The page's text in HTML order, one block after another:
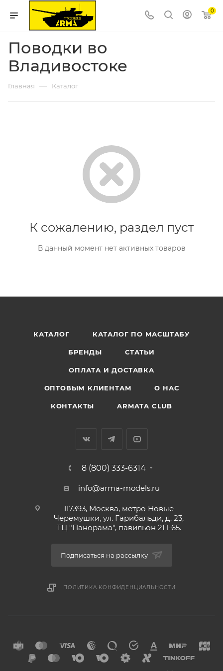
0
Поводки во
Владивостоке
Главная — Каталог
К сожалению, раздел пуст
В данный момент нет активных товаров
КАТАЛОГ КАТАЛОГ ПО МАСШТАБУ
БРЕНДЫ СТАТЬИ
ОПЛАТА И ДОСТАВКА
ОПТОВЫМ КЛИЕНТАМ О НАС
КОНТАКТЫ ARMATA CLUB
8 (800) 333-6314
info@arma-models.ru
117393, Москва, метро Новые
Черемушки, ул. Гарибальди, д. 23,
ТЦ "Панорама", павильон 2П-65.
Подписаться на рассылку
ПОЛИТИКА КОНФИДЕНЦИАЛЬНОСТИ